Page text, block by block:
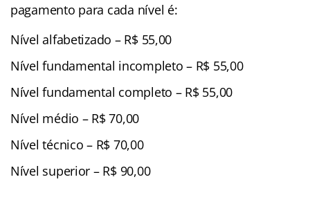
pagamento para cada nível é:
Nível alfabetizado – R$ 55,00
Nível fundamental incompleto – R$ 55,00
Nível fundamental completo – R$ 55,00
Nível médio – R$ 70,00
Nível técnico – R$ 70,00
Nível superior – R$ 90,00